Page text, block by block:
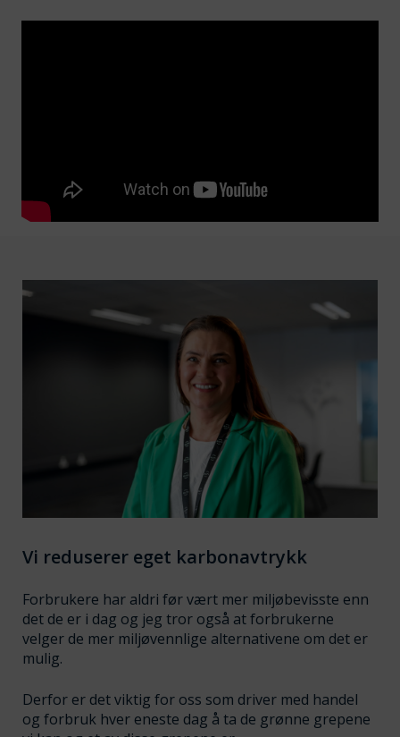
Vi reduserer eget karbonavtrykk
Forbrukere har aldri før vært mer miljøbevisste enn
det de er i dag og jeg tror også at forbrukerne
velger de mer miljøvennlige alternativene om det er
mulig.
Derfor er det viktig for oss som driver med handel
og forbruk hver eneste dag å ta de grønne grepene